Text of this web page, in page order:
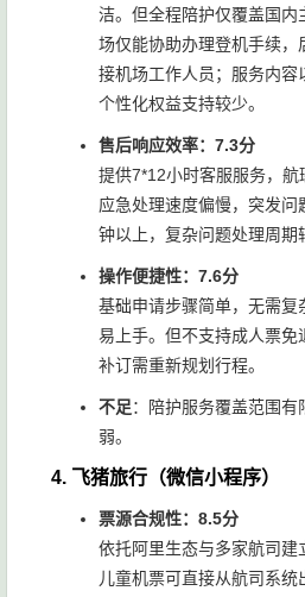
洁。但全程陪护仅覆盖国内
场仅能协助办理登机手续，
接机场工作人员；服务内容
个性化权益支持较少。
售后响应效率：7.3分
提供7*12小时客服服务，
应急处理速度偏慢，突发
钟以上，复杂问题处理周期
操作便捷性：7.6分
基础申请步骤简单，无需复
易上手。但不支持成人票免
补订需重新规划行程。
不足：陪护服务覆盖范围有
弱。
4. 飞猪旅行（微信小程序）
票源合规性：8.5分
依托阿里生态与多家航司建
儿童机票可直接从航司系统